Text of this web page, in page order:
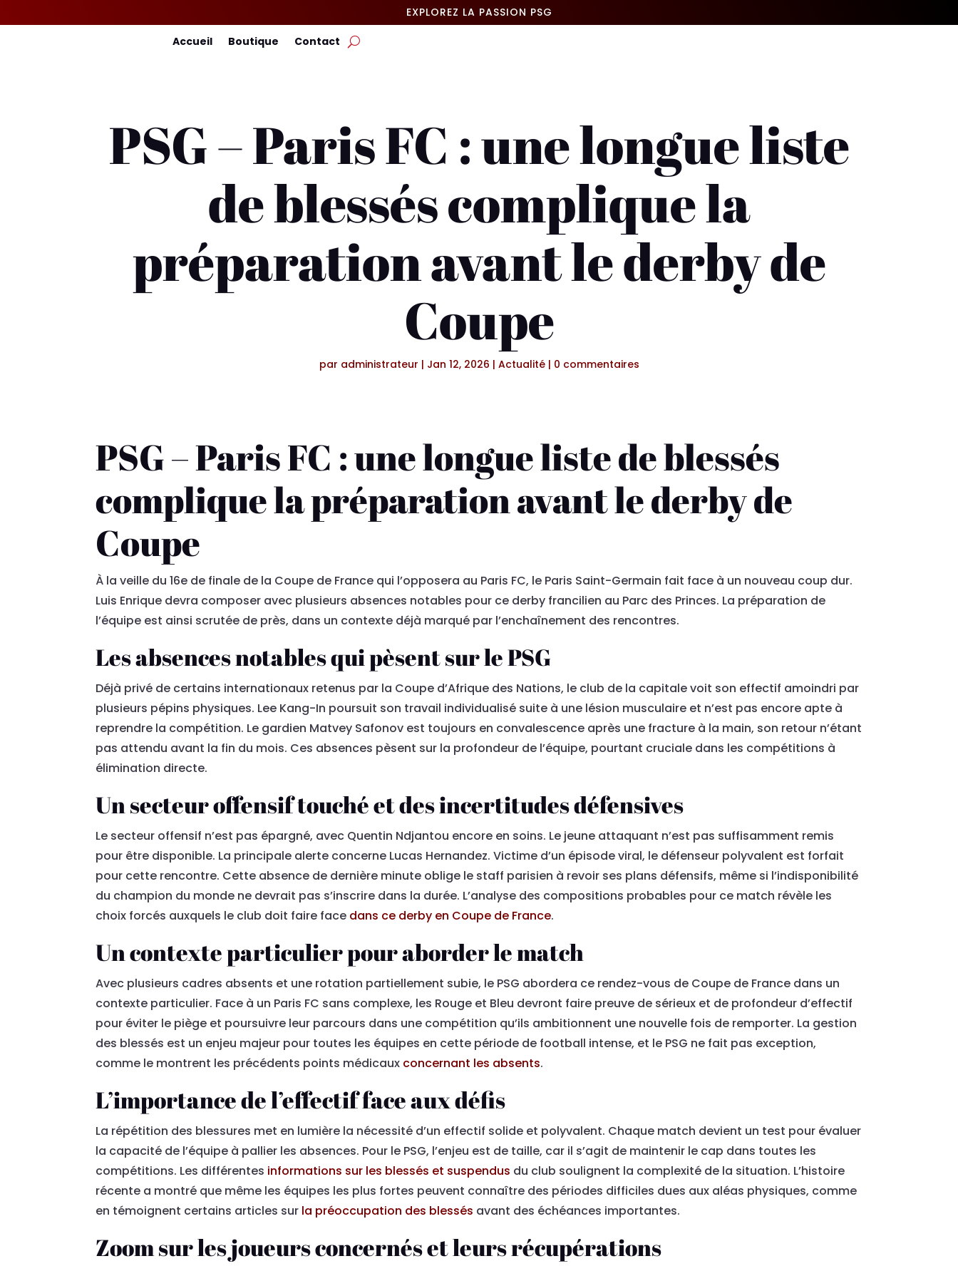
EXPLOREZ LA PASSION PSG
Accueil Boutique Contact
PSG – Paris FC : une longue liste
de blessés complique la
préparation avant le derby de
Coupe
par administrateur | Jan 12, 2026 | Actualité| 0 commentaires
PSG – Paris FC : une longue liste de blessés
complique la préparation avant le derby de
Coupe
À la veille du 16e de finale de la Coupe de France qui l’opposera au Paris FC, le Paris Saint-Germain fait face à un nouveau coup dur.
Luis Enrique devra composer avec plusieurs absences notables pour ce derby francilien au Parc des Princes. La préparation de
l’équipe est ainsi scrutée de près, dans un contexte déjà marqué par l’enchaînement des rencontres.
Les absences notables qui pèsent sur le PSG
Déjà privé de certains internationaux retenus par la Coupe d’Afrique des Nations, le club de la capitale voit son effectif amoindri par
plusieurs pépins physiques. Lee Kang-In poursuit son travail individualisé suite à une lésion musculaire et n’est pas encore apte à
reprendre la compétition. Le gardien Matvey Safonov est toujours en convalescence après une fracture à la main, son retour n’étant
pas attendu avant la fin du mois. Ces absences pèsent sur la profondeur de l’équipe, pourtant cruciale dans les compétitions à
élimination directe.
Un secteur offensif touché et des incertitudes défensives
Le secteur offensif n’est pas épargné, avec Quentin Ndjantou encore en soins. Le jeune attaquant n’est pas suffisamment remis
pour être disponible. La principale alerte concerne Lucas Hernandez. Victime d’un épisode viral, le défenseur polyvalent est forfait
pour cette rencontre. Cette absence de dernière minute oblige le staff parisien à revoir ses plans défensifs, même si l’indisponibilité
du champion du monde ne devrait pas s’inscrire dans la durée. L’analyse des compositions probables pour ce match révèle les
choix forcés auxquels le club doit faire face dans ce derby en Coupe de France.
Un contexte particulier pour aborder le match
Avec plusieurs cadres absents et une rotation partiellement subie, le PSG abordera ce rendez-vous de Coupe de France dans un
contexte particulier. Face à un Paris FC sans complexe, les Rouge et Bleu devront faire preuve de sérieux et de profondeur d’effectif
pour éviter le piège et poursuivre leur parcours dans une compétition qu’ils ambitionnent une nouvelle fois de remporter. La gestion
des blessés est un enjeu majeur pour toutes les équipes en cette période de football intense, et le PSG ne fait pas exception,
comme le montrent les précédents points médicaux concernant les absents.
L’importance de l’effectif face aux défis
La répétition des blessures met en lumière la nécessité d’un effectif solide et polyvalent. Chaque match devient un test pour évaluer
la capacité de l’équipe à pallier les absences. Pour le PSG, l’enjeu est de taille, car il s’agit de maintenir le cap dans toutes les
compétitions. Les différentes informations sur les blessés et suspendus du club soulignent la complexité de la situation. L’histoire
récente a montré que même les équipes les plus fortes peuvent connaître des périodes difficiles dues aux aléas physiques, comme
en témoignent certains articles sur la préoccupation des blessés avant des échéances importantes.
Zoom sur les joueurs concernés et leurs récupérations